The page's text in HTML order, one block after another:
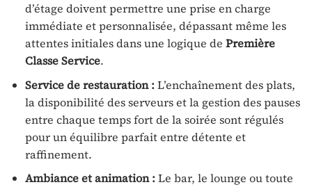
d’étage doivent permettre une prise en charge
immédiate et personnalisée, dépassant même les
attentes initiales dans une logique de Première
Classe Service.
Service de restauration :L’enchaînement des plats,
la disponibilité des serveurs et la gestion des pauses
entre chaque temps fort de la soirée sont régulés
pour un équilibre parfait entre détente et
raffinement.
Ambiance et animation :Le bar, le lounge ou toute